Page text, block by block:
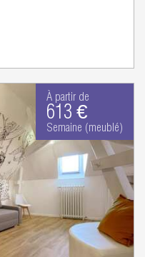
À partir de
613 €
Semaine (meublé)